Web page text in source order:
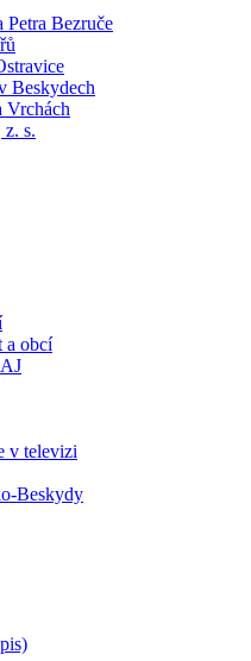
Bezruče
Beskydech
Vrchách
s.
a obcí
v televizi
Beskydy